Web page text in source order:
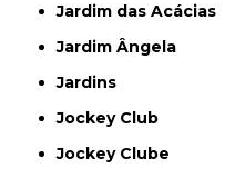
Jardim das Acácias
Jardim Ângela
Jardins
Jockey Club
Jockey Clube